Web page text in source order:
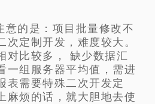
意的是：项目批量修改不
次定制开发，难度较大。
对比较多， 缺少数据汇
一组服务器平均值，需进
表需要特殊二次开发定
麻烦的话，就大胆地去使